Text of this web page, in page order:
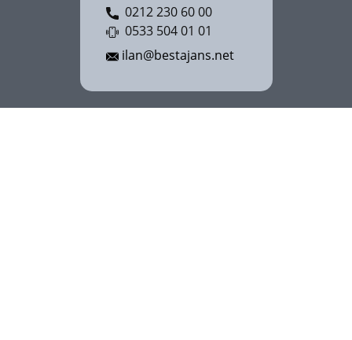
0212 230 60 00
0533 504 01 01
ilan@bestajans.net